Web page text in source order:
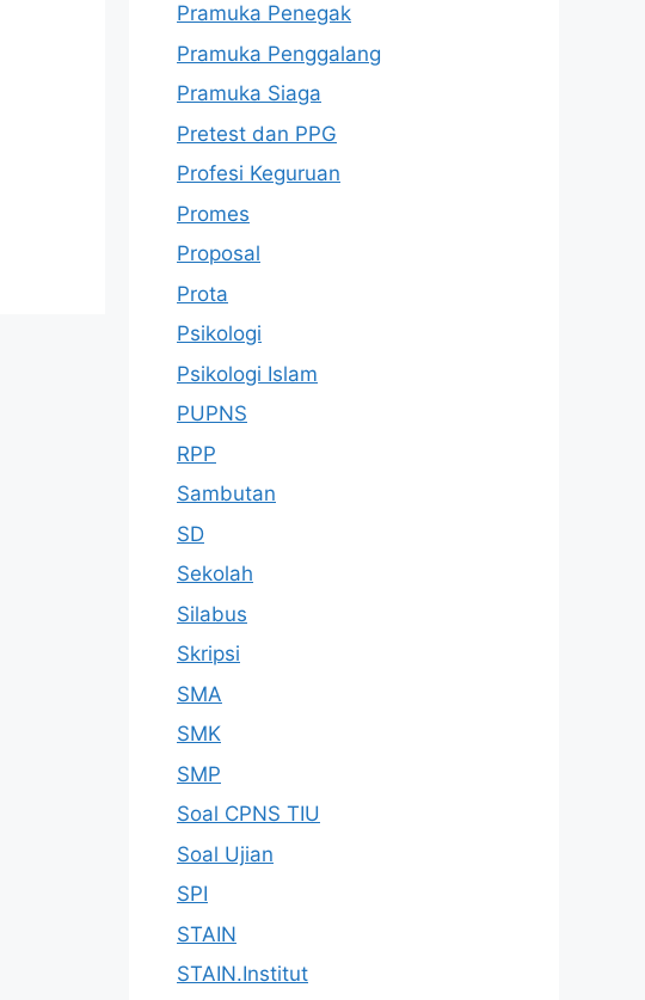
Pramuka Penegak
Pramuka Penggalang
Pramuka Siaga
Pretest dan PPG
Profesi Keguruan
Promes
Proposal
Prota
Psikologi
Psikologi Islam
PUPNS
RPP
Sambutan
SD
Sekolah
Silabus
Skripsi
SMA
SMK
SMP
Soal CPNS TIU
Soal Ujian
SPI
STAIN
STAIN.Institut